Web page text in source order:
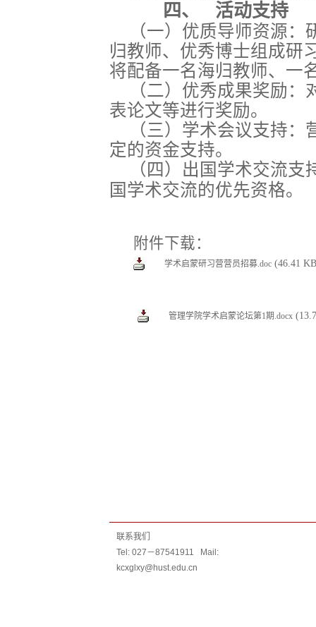
四、 活动支持
（一）优质导师资源
归教师、优秀博士组成研
将配备一名海归教师、一
（二）优秀成果奖励
表论文等进行奖励。
（三）学术会议支持
定的资金支持。
（四）出国学术交流支
国学术交流的优先资格。
附件下载：
学术启蒙研习营营员招募.doc (46.41
管理学院学术启蒙论坛第1期.docx
联系我们
Tel: 027－87541911 Mail:
kcxglxy@hust.edu.cn